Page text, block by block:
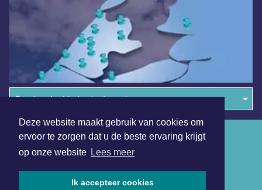
Deze website maakt gebruik van cookies om
ervoor te zorgen dat u de beste ervaring krijgt
op onze website Lees meer
Ik accepteer cookies
Overige dagbladen in de regio
Algemene voorwaarden
Disclaimer